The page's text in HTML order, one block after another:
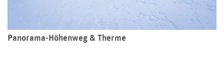
Panorama-Höhenweg & Therme